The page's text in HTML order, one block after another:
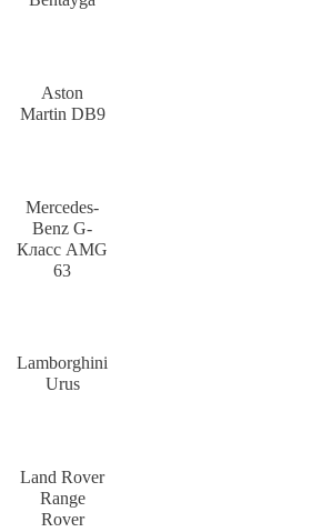
Aston
Martin DB9
Mercedes-
Benz G-
Класс AMG
63
Lamborghini
Urus
Land Rover
Range
Rover